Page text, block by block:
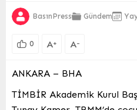
BasınPress Gündem
0 A+ A-
ANKARA – BHA
TİMBİR Akademik Kurul